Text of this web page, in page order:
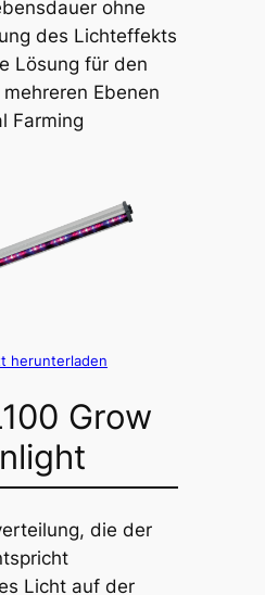
ohne
des Lichteffekts
Lösung für den
Ebenen
Farming
herunterladen
Grow
die der
Licht auf der